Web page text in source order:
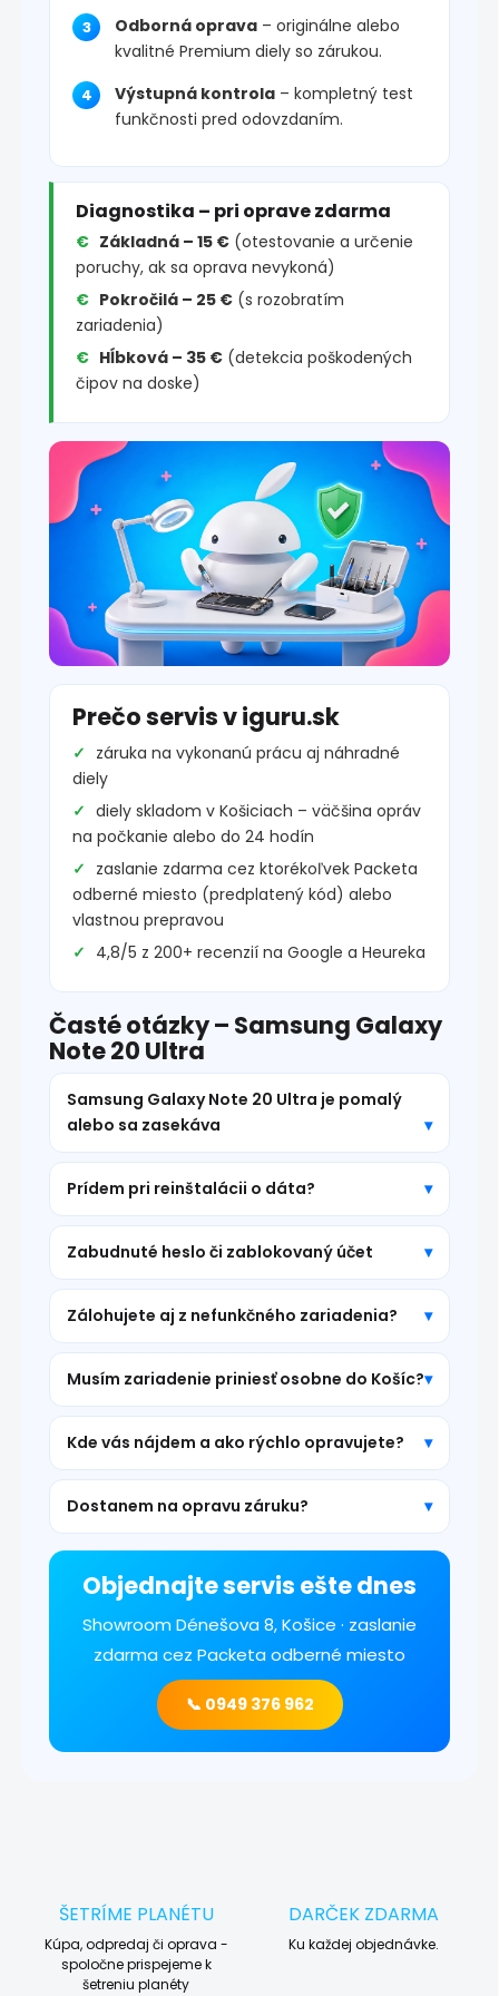
Odborná oprava – originálne alebo
kvalitné Premium diely so zárukou.
Výstupná kontrola – kompletný test
funkčnosti pred odovzdaním.
Diagnostika – pri oprave zdarma
Základná – 15 € (otestovanie a určenie
poruchy, ak sa oprava nevykoná)
Pokročilá – 25 € (s rozobratím
zariadenia)
Hĺbková – 35 € (detekcia poškodených
čipov na doske)
Prečo servis v iguru.sk
záruka na vykonanú prácu aj náhradné
diely
diely skladom v Košiciach – väčšina opráv
na počkanie alebo do 24 hodín
zaslanie zdarma cez ktorékoľvek Packeta
odberné miesto (predplatený kód) alebo
vlastnou prepravou
4,8/5 z 200+ recenzií na Google a Heureka
Časté otázky – Samsung Galaxy
Note 20 Ultra
Samsung Galaxy Note 20 Ultra je pomalý
alebo sa zasekáva
Prídem pri reinštalácii o dáta?
Zabudnuté heslo či zablokovaný účet
Zálohujete aj z nefunkčného zariadenia?
Musím zariadenie priniesť osobne do Košíc?
Kde vás nájdem a ako rýchlo opravujete?
Dostanem na opravu záruku?
Objednajte servis ešte dnes
Showroom Dénešova 8, Košice · zaslanie
zdarma cez Packeta odberné miesto
📞 0949 376 962
ŠETRÍME PLANÉTU
Kúpa, odpredaj či oprava -
spoločne prispejeme k
šetreniu planéty
DARČEK ZDARMA
Ku každej objednávke.